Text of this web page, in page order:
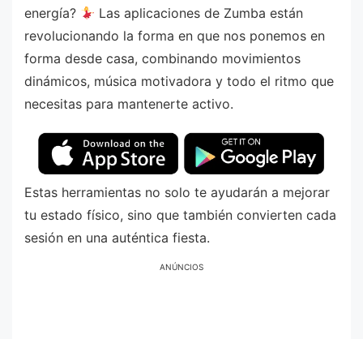
energía?
Las aplicaciones de Zumba están
revolucionando la forma en que nos ponemos en
forma desde casa, combinando movimientos
dinámicos, música motivadora y todo el ritmo que
necesitas para mantenerte activo.
Estas herramientas no solo te ayudarán a mejorar
tu estado físico, sino que también convierten cada
sesión en una auténtica fiesta.
ANÚNCIOS